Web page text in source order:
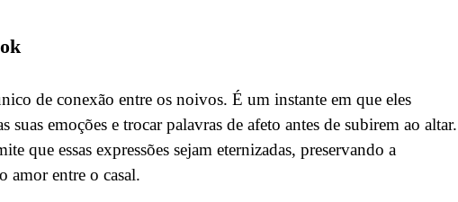
de conexão entre os noivos. É um instante em que eles
suas emoções e trocar palavras de afeto antes de subirem ao altar.
que essas expressões sejam eternizadas, preservando a
amor entre o casal.